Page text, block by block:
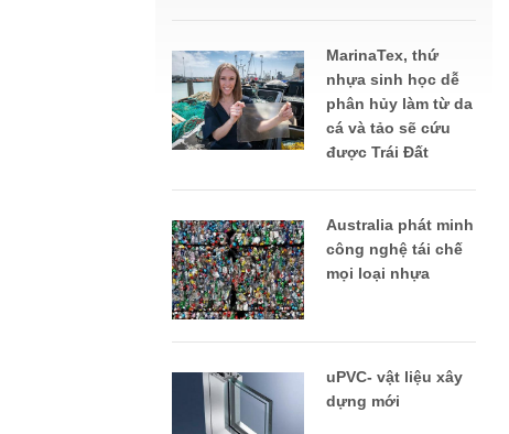
MarinaTex, thứ
nhựa sinh học dễ
phân hủy làm từ da
cá và tảo sẽ cứu
được Trái Đất
Australia phát minh
công nghệ tái chế
mọi loại nhựa
uPVC- vật liệu xây
dựng mới